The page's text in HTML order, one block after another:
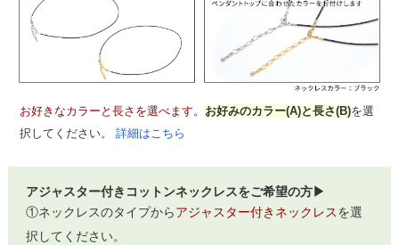
お好きなカラーと長さを選べます。 お好みのカラー(A)と長さ(B)を選
択してください。 詳細はこちら
アジャスター付きコットンネックレスをご希望の方▶
①ネックレスのタイプから アジャスター付きネックレス を選
択してください。